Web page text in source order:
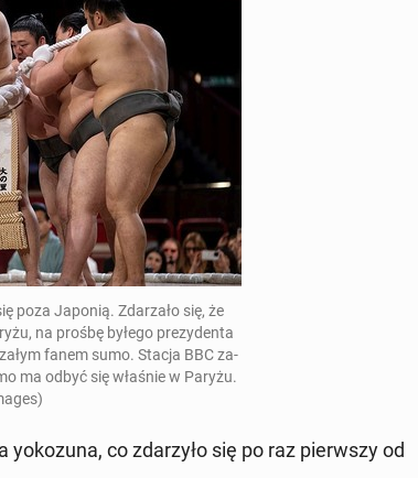
poza Japonią. Zda­rza­ło się, że
na prośbę byłego pre­zy­den­ta
fanem sumo. Stacja BBC za­
ma odbyć się właśnie w Paryżu.
co zda­rzy­ło się po raz pierw­szy od